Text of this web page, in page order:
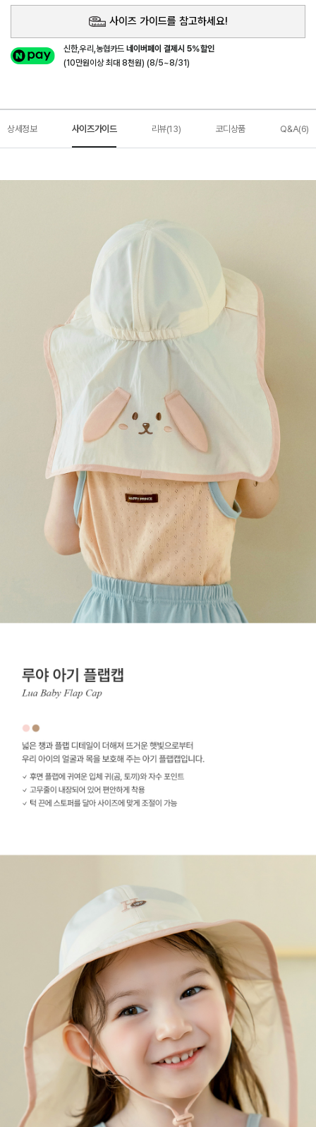
사이즈 가이드를 참고하세요!
신한,우리,농협카드네이버페이 결제시 5%할인
(10만원이상 최대 8천원) (8/5~8/31)
상세정보 사이즈가이드 리뷰(13) 코디상품 Q&A(6)